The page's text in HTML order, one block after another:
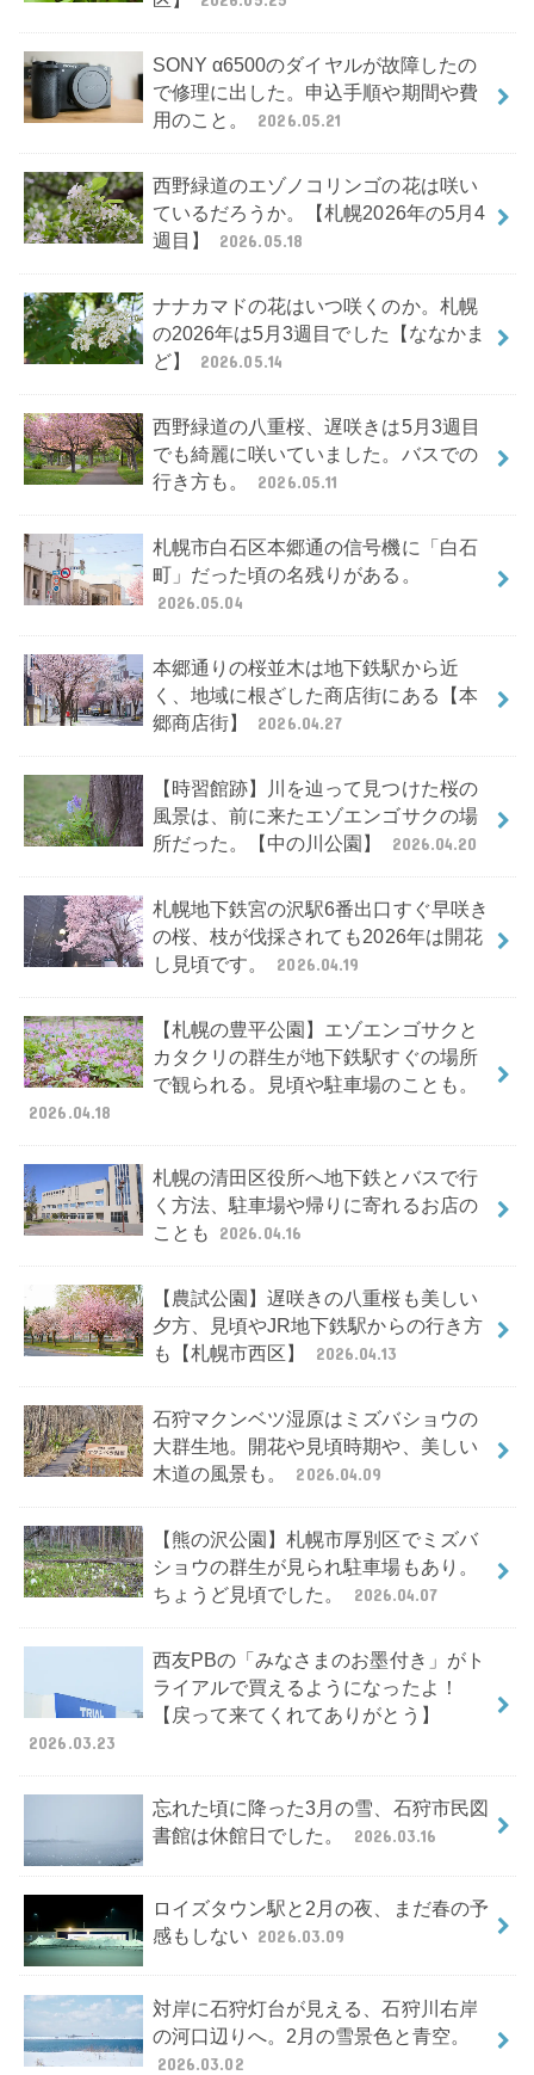
SONY α6500のダイヤルが故障したの
で修理に出した。申込手順や期間や費
用のこと。
2026.05.21
西野緑道のエゾノコリンゴの花は咲い
ているだろうか。【札幌2026年の5月4
週目】
2026.05.18
ナナカマドの花はいつ咲くのか。札幌
の2026年は5月3週目でした【ななかま
ど】
2026.05.14
西野緑道の八重桜、遅咲きは5月3週目
でも綺麗に咲いていました。バスでの
行き方も。
2026.05.11
札幌市白石区本郷通の信号機に「白石
町」だった頃の名残りがある。
2026.05.04
本郷通りの桜並木は地下鉄駅から近
く、地域に根ざした商店街にある【本
郷商店街】
2026.04.27
【時習館跡】川を辿って見つけた桜の
風景は、前に来たエゾエンゴサクの場
所だった。【中の川公園】
2026.04.20
札幌地下鉄宮の沢駅6番出口すぐ早咲き
の桜、枝が伐採されても2026年は開花
し見頃です。
2026.04.19
【札幌の豊平公園】エゾエンゴサクと
カタクリの群生が地下鉄駅すぐの場所
で観られる。見頃や駐車場のことも。
2026.04.18
札幌の清田区役所へ地下鉄とバスで行
く方法、駐車場や帰りに寄れるお店の
ことも
2026.04.16
【農試公園】遅咲きの八重桜も美しい
夕方、見頃やJR地下鉄駅からの行き方
も【札幌市西区】
2026.04.13
石狩マクンベツ湿原はミズバショウの
大群生地。開花や見頃時期や、美しい
木道の風景も。
2026.04.09
【熊の沢公園】札幌市厚別区でミズバ
ショウの群生が見られ駐車場もあり。
ちょうど見頃でした。
2026.04.07
西友PBの「みなさまのお墨付き」がト
ライアルで買えるようになったよ！
【戻って来てくれてありがとう】
2026.03.23
忘れた頃に降った3月の雪、石狩市民図
書館は休館日でした。
2026.03.16
ロイズタウン駅と2月の夜、まだ春の予
感もしない 2026.03.09
対岸に石狩灯台が見える、石狩川右岸
の河口辺りへ。2月の雪景色と青空。
2026.03.02